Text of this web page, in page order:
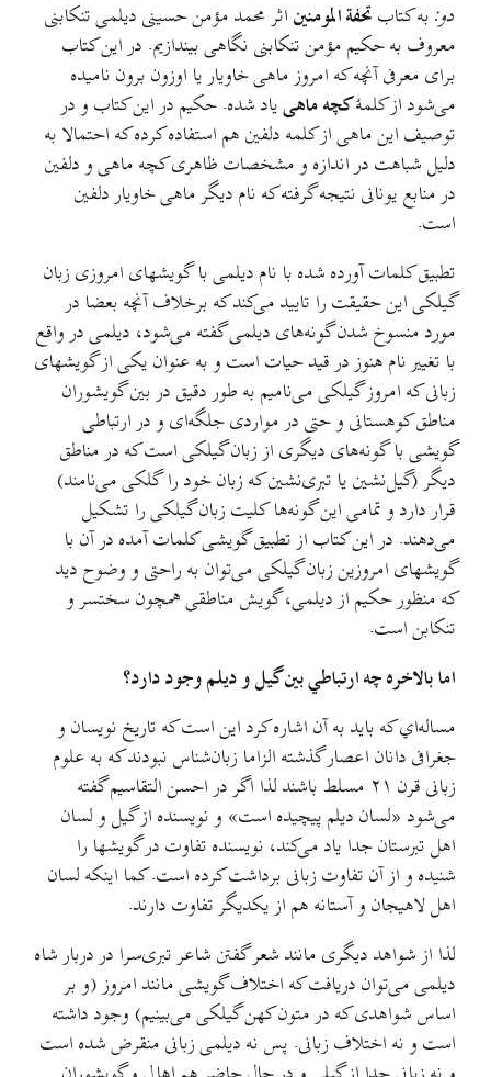
دو: به کتاب تحفة المومنين اثر محمد مؤمن حسینی دیلمی تنکابنی
معروف به حکیم مؤمن تنکابنی نگاهی بیندازیم. در این کتاب
برای معرفی آنچه که امروز ماهی خاویار یا اوزون برون نامیده
می‌شود از کلمهٔکچه ماهییاد شده. حکیم در این کتاب و در
توصيف اين ماهی از کلمه دلفین هم استفاده کرده که احتمالا به
دليل شباهت در اندازه و مشخصات ظاهری کچه ماهی و دلفین
در منابع یونانی نتيجه گرفته که نام دیگر ماهی خاویار دلفين
است.
تطبيق کلمات آورده شده با نام دیلمی با گویشهای امروزی زبان
گیلکی اين حقيقت را تاييد می‌کند که برخلاف آنچه بعضا در
مورد منسوخ شدن گونه‌های دیلمی گفته می‌شود، دیلمی در واقع
با تغییر نام هنوز در قید حیات است و به عنوان یکی از گويشهای
زبانی که امروز گیلکی می‌نامیم به طور دقيق در بین گویشوران
مناطق کوهستانی و حتی در مواردی جلگه‌ای و در ارتباطی
گویشی با گونه‌های دیگری از زبان گیلکی است که در مناطق
دیگر (گیل‌نشین یا تبری‌نشین که زبان خود را گلکی می‌نامند)
قرار دارد و تمامی این گونه‌ها کليت زبان گیلکی را تشکیل
می‌دهند. در این کتاب از تطبيق گویشی کلمات آمده در آن با
گویشهای امروزین زبان گیلکی می‌توان به راحتی و وضوح دید
که منظور حکیم از دیلمی، گویش مناطقی همچون سختسر و
تنکابن است.
اما بالاخره چه ارتباطي بين گيل و ديلم وجود دارد؟
مساله‌اي که بايد به آن اشاره کرد اين است که تاریخ نویسان و
جغرافی دانان اعصار گذشته الزاما زبان‌شناس نبودند که به علوم
زبانی قرن ۲۱ مسلط باشند لذا اگر در احسن التقاسيم گفته
می‌شود «لسان دیلم پیچیده است» و نويسنده از گيل و لسان
اهل تبرستان جدا ياد می‌کند، نويسنده تفاوت در گويشها را
شنيده و از آن تفاوت زبانی برداشت کرده است. کما اینکه لسان
اهل لاهیجان و آستانه هم از یکدیگر تفاوت دارند.
لذا از شواهد ديگری مانند شعر گفتن شاعر تبری‌سرا در دربار شاه
دیلمی می‌توان دريافت که اختلاف گویشی مانند امروز (و بر
اساس شواهدی که در متون کهن گیلکی می‌بینیم) وجود داشته
است و نه اختلاف زبانی. پس نه دیلمی زبانی منقرض شده است